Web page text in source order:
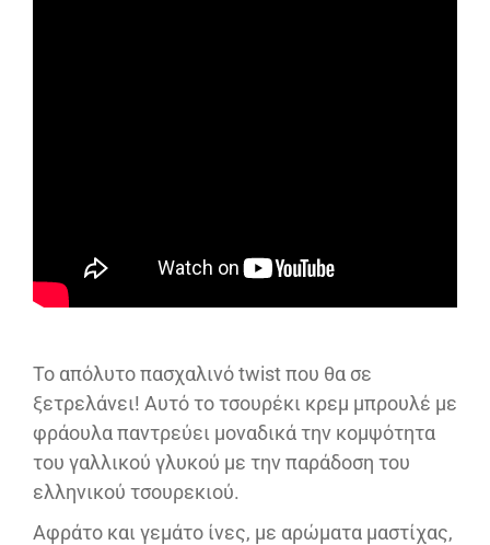
Το απόλυτο πασχαλινό twist που θα σε
ξετρελάνει! Αυτό το τσουρέκι κρεμ μπρουλέ με
φράουλα παντρεύει μοναδικά την κομψότητα
του γαλλικού γλυκού με την παράδοση του
ελληνικού τσουρεκιού.
Αφράτο και γεμάτο ίνες, με αρώματα μαστίχας,